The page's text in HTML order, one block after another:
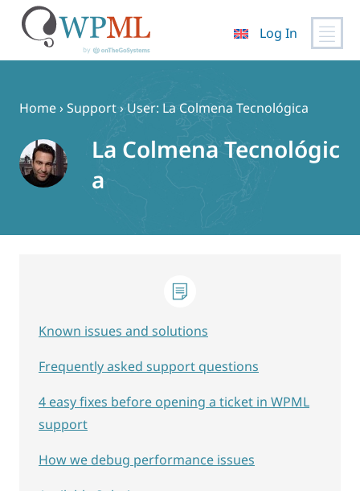
content
Log In
Home›Support› User: La Colmena Tecnológica
La Colmena Tecnológic
a
Known issues and solutions
Frequently asked support questions
4 easy fixes before opening a ticket in WPML
support
How we debug performance issues